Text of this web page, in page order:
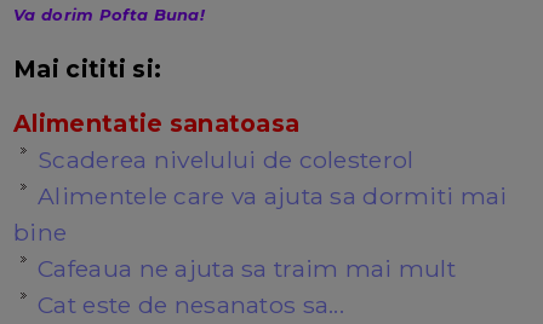
Va dorim Pofta Buna!
Mai cititi si:
Alimentatie sanatoasa
Scaderea nivelului de colesterol
Alimentele care va ajuta sa dormiti mai
bine
Cafeaua ne ajuta sa traim mai mult
Cat este de nesanatos sa...